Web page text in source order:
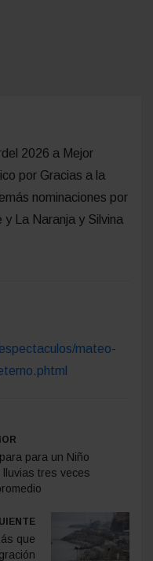
2026 a Mejor
por Gracias a la
nominaciones por
La Naranja y Silvina
mateo-
para un Niño
lluvias tres veces
que